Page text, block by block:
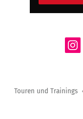
Touren und Trainings